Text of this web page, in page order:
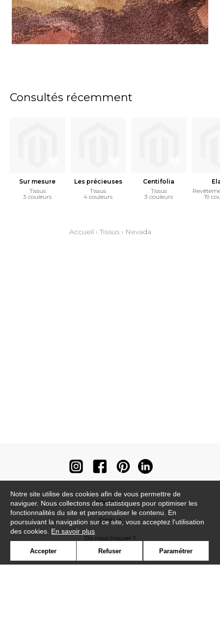
Consultés récemment
Sur mesure
Tissus
3 couleurs
Les précieuses
Tissus
4 couleurs
Centifolia
Tissus
3 couleurs
19
Accueil ›Tissus› Nevada
Newsletter
Contact
Où nous trouver ?
Notre site utilise des cookies afin de vous permettre de
naviguer. Nous collectons des statistiques pour optimiser les
fonctionnalités du site et personnaliser le contenu. En
poursuivant la navigation sur ce site, vous acceptez l'utilisation
des cookies. En savoir plus
Accepter Refuser Paramétrer